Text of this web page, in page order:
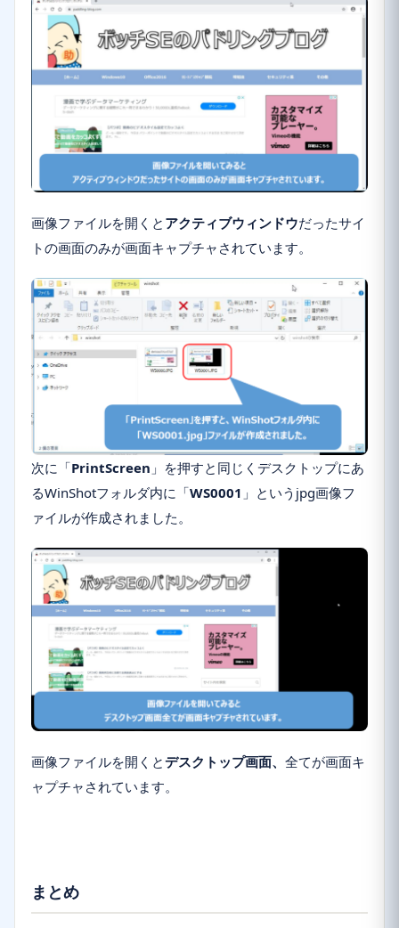
画像ファイルを開くと アクティブウィンドウだったサイ
トの画面のみが画面キャプチャされています。
次に「PrintScreen 」を押すと同じくデスクトップにあ
るWinShotフォルダ内に「WS0001 」というjpg画像フ
ァイルが作成されました。
画像ファイルを開くとデスクトップ画面、 全てが画面キ
ャプチャされています。
まとめ